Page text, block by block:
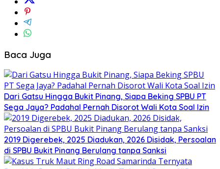
Baca Juga
Dari Gatsu Hingga Bukit Pinang, Siapa Beking SPBU PT
Sega Jaya? Padahal Pernah Disorot Wali Kota Soal Izin
2019 Digerebek, 2025 Diadukan, 2026 Disidak, Persoalan
di SPBU Bukit Pinang Berulang tanpa Sanksi